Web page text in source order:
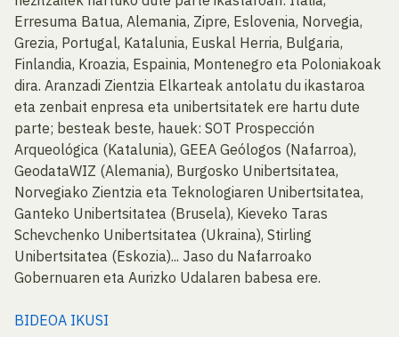
Erresuma Batua, Alemania, Zipre, Eslovenia, Norvegia,
Grezia, Portugal, Katalunia, Euskal Herria, Bulgaria,
Finlandia, Kroazia, Espainia, Montenegro eta Poloniakoak
dira. Aranzadi Zientzia Elkarteak antolatu du ikastaroa
eta zenbait enpresa eta unibertsitatek ere hartu dute
parte; besteak beste, hauek: SOT Prospección
Arqueológica (Katalunia), GEEA Geólogos (Nafarroa),
GeodataWIZ (Alemania), Burgosko Unibertsitatea,
Norvegiako Zientzia eta Teknologiaren Unibertsitatea,
Ganteko Unibertsitatea (Brusela), Kieveko Taras
Schevchenko Unibertsitatea (Ukraina), Stirling
Unibertsitatea (Eskozia)... Jaso du Nafarroako
Gobernuaren eta Aurizko Udalaren babesa ere.
BIDEOA IKUSI